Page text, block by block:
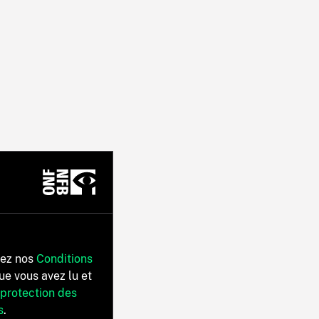
nos Conditions
vous avez lu et
des
.